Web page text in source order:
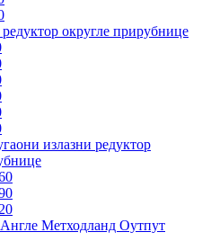
округле прирубнице
излазни редуктор
Метходланд Оутпут